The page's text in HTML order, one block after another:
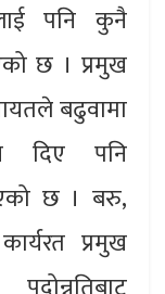
पनि कुनै
छ । प्रमुख
बढुवामा
दिए पनि
छ । बरु,
प्रमुख